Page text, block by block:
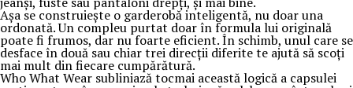
Așa se construiește o garderobă inteligentă, nu doar una
ordonată. Un compleu purtat doar în formula lui originală
poate fi frumos, dar nu foarte eficient. În schimb, unul care se
desface în două sau chiar trei direcții diferite te ajută să scoți
mai mult din fiecare cumpărătură.
Who What Wear subliniază tocmai această logică a capsulei